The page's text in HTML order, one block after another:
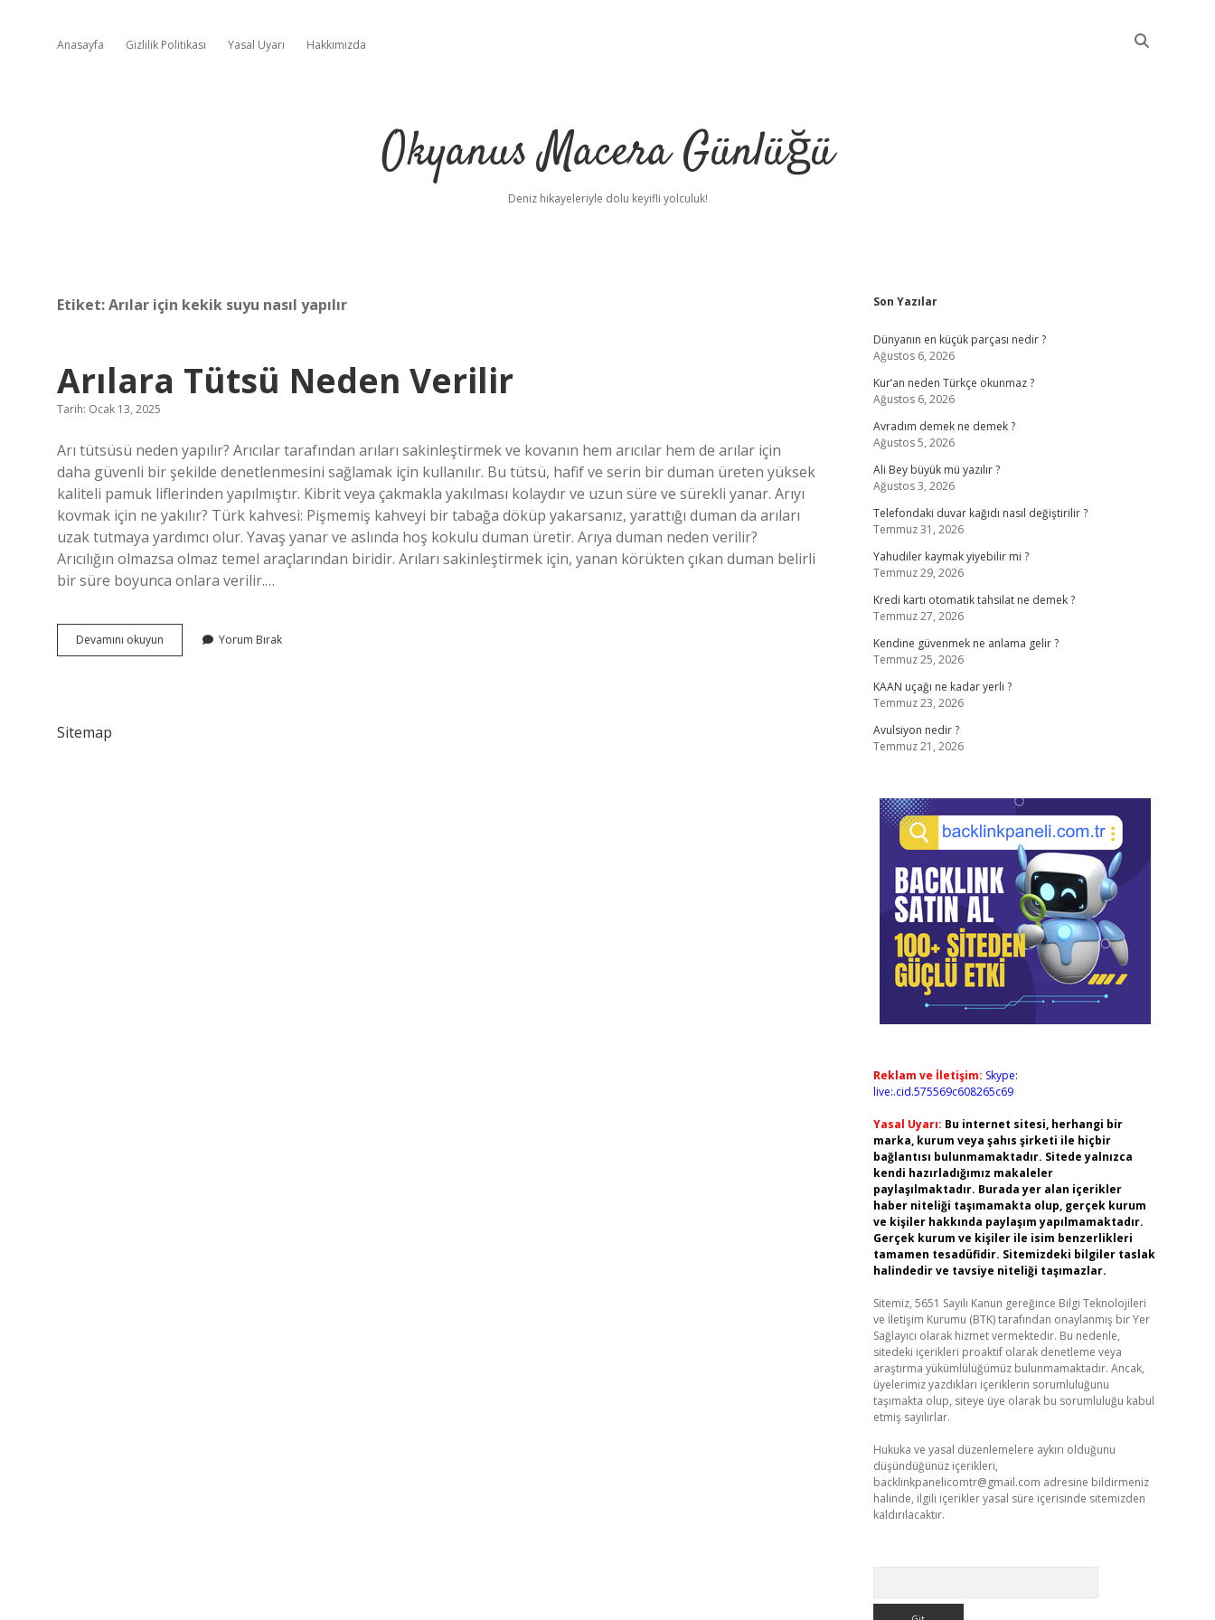
Anasayfa Gizlilik Politikası Yasal Uyarı Hakkımızda
Okyanus Macera Günlüğü
Deniz hikayeleriyle dolu keyifli yolculuk!
Etiket:Arılar için kekik suyu nasıl yapılır
Arılara Tütsü Neden Verilir
Tarih: Ocak 13, 2025
Arı tütsüsü neden yapılır? Arıcılar tarafından arıları sakinleştirmek ve kovanın hem arıcılar hem de arılar için
daha güvenli bir şekilde denetlenmesini sağlamak için kullanılır. Bu tütsü, hafif ve serin bir duman üreten yüksek
kaliteli pamuk liflerinden yapılmıştır. Kibrit veya çakmakla yakılması kolaydır ve uzun süre ve sürekli yanar. Arıyı
kovmak için ne yakılır? Türk kahvesi: Pişmemiş kahveyi bir tabağa döküp yakarsanız, yarattığı duman da arıları
uzak tutmaya yardımcı olur. Yavaş yanar ve aslında hoş kokulu duman üretir. Arıya duman neden verilir?
Arıcılığın olmazsa olmaz temel araçlarından biridir. Arıları sakinleştirmek için, yanan körükten çıkan duman belirli
bir süre boyunca onlara verilir.…
Devamını okuyun
Tütsü
Yorum Bırak
Sitemap
Sidebar
Son Yazılar
Dünyanın en küçük parçası nedir ?
Ağustos 6, 2026
Kur’an neden Türkçe okunmaz ?
Ağustos 6, 2026
Avradım demek ne demek ?
Ağustos 5, 2026
Ali Bey büyük mü yazılır ?
Ağustos 3, 2026
Telefondaki duvar kağıdı nasıl değiştirilir ?
Temmuz 31, 2026
Yahudiler kaymak yiyebilir mi ?
Temmuz 29, 2026
Kredi kartı otomatik tahsilat ne demek ?
Temmuz 27, 2026
Kendine güvenmek ne anlama gelir ?
Temmuz 25, 2026
KAAN uçağı ne kadar yerli ?
Temmuz 23, 2026
Avulsiyon nedir ?
Temmuz 21, 2026
Reklam ve İletişim: Skype:
live:.cid.575569c608265c69
Yasal Uyarı: Bu internet sitesi, herhangi bir
marka, kurum veya şahıs şirketi ile hiçbir
bağlantısı bulunmamaktadır. Sitede yalnızca
kendi hazırladığımız makaleler
paylaşılmaktadır. Burada yer alan içerikler
haber niteliği taşımamakta olup, gerçek kurum
ve kişiler hakkında paylaşım yapılmamaktadır.
Gerçek kurum ve kişiler ile isim benzerlikleri
tamamen tesadüfidir. Sitemizdeki bilgiler taslak
halindedir ve tavsiye niteliği taşımazlar.
Sitemiz, 5651 Sayılı Kanun gereğince Bilgi Teknolojileri
ve İletişim Kurumu (BTK) tarafından onaylanmış bir Yer
Sağlayıcı olarak hizmet vermektedir. Bu nedenle,
sitedeki içerikleri proaktif olarak denetleme veya
araştırma yükümlülüğümüz bulunmamaktadır. Ancak,
üyelerimiz yazdıkları içeriklerin sorumluluğunu
taşımakta olup, siteye üye olarak bu sorumluluğu kabul
etmiş sayılırlar.
Hukuka ve yasal düzenlemelere aykırı olduğunu
düşündüğünüz içerikleri,
backlinkpanelicomtr@gmail.com adresine bildirmeniz
halinde, ilgili içerikler yasal süre içerisinde sitemizden
kaldırılacaktır.